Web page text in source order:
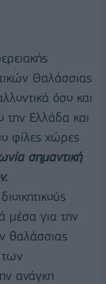
Θαλάσσιας
όσο και
την Ελλάδα και
φίλες χώρες
σημαντική
μέσα για την
θαλάσσιας
των
ανάγκη